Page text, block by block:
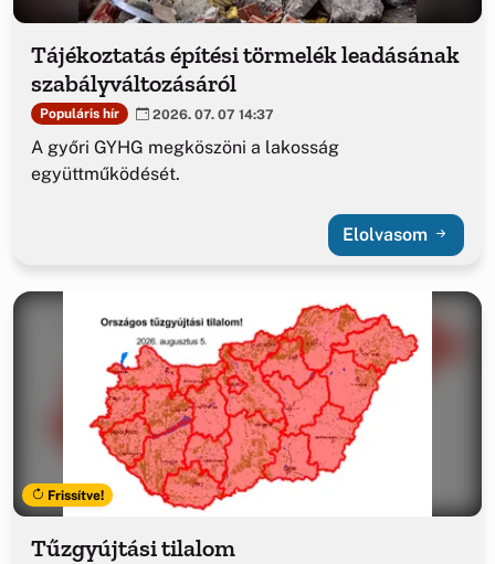
Tájékoztatás építési törmelék leadásának
szabályváltozásáról
Populáris hír 2026. 07. 07 14:37
A győri GYHG megköszöni a lakosság
együttműködését.
Elolvasom
Frissítve!
Tűzgyújtási tilalom